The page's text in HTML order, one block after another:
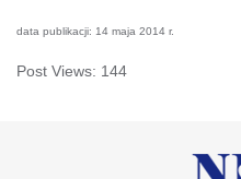
data publikacji: 14 maja 2014 r.
Post Views: 144